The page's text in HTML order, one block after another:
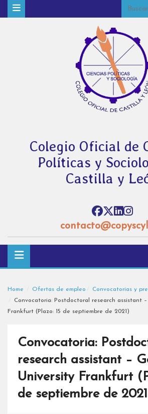
Colegio Oficial de
Políticas y
Castilla y
Home Ofertas de empleo
Convocatorias y
Convocatoria: Postdoctoral research assistant
Frankfurt (Plazo: 15 de septiembre de 2021)
Convocatoria:
research assistant –
University Frankfurt
de septiembre de